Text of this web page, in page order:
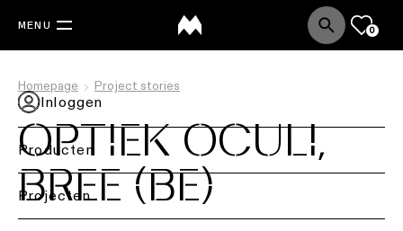
MENU 0
Inloggen
Producten
Projecten
Homepage Project stories
OPTIEK OCULI,
BREE (BE)